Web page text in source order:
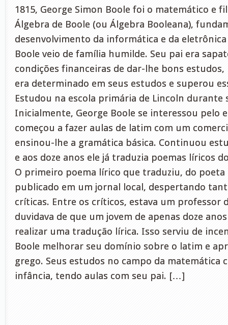
1815, George Simon Boole foi o matemático e
Álgebra de Boole (ou Álgebra Booleana),
desenvolvimento da informática e da
Boole veio de família humilde. Seu pai era
condições financeiras de dar-lhe bons estudos,
era determinado em seus estudos e superou
Estudou na escola primária de Lincoln durante
Inicialmente, George Boole se interessou pelo
começou a fazer aulas de latim com um
ensinou-lhe a gramática básica. Continuou
e aos doze anos ele já traduzia poemas líricos
O primeiro poema lírico que traduziu, do poeta
publicado em um jornal local, despertando
críticas. Entre os críticos, estava um professor
duvidava de que um jovem de apenas doze
realizar uma tradução lírica. Isso serviu de
Boole melhorar seu domínio sobre o latim e
grego. Seus estudos no campo da matemática
infância, tendo aulas com seu pai. […]